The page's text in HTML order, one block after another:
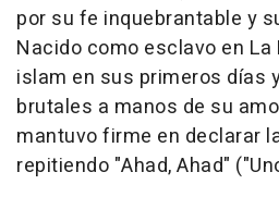
por su fe inquebrantable y
Nacido como esclavo en La
islam en sus primeros días
brutales a manos de su
mantuvo firme en declarar
repitiendo "Ahad, Ahad"